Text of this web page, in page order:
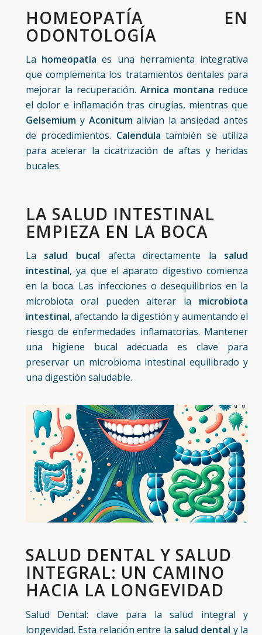
HOMEOPATÍA EN
ODONTOLOGÍA
La homeopatía es una herramienta integrativa
que complementa los tratamientos dentales para
mejorar la recuperación.Arnica montana reduce
el dolor e inflamación tras cirugías, mientras que
Gelsemiumy Aconitumalivian la ansiedad antes
de procedimientos. Calendula también se utiliza
para acelerar la cicatrización de aftas y heridas
bucales.
LA SALUD INTESTINAL
EMPIEZA EN LA BOCA
La salud bucal afecta directamente la salud
intestinal, ya que el aparato digestivo comienza
en la boca. Las infecciones o desequilibrios en la
microbiota oral pueden alterar la microbiota
intestinal, afectando la digestión y aumentando el
riesgo de enfermedades inflamatorias. Mantener
una higiene bucal adecuada es clave para
preservar un microbioma intestinal equilibrado y
una digestión saludable.
SALUD DENTAL Y SALUD
INTEGRAL: UN CAMINO
HACIA LA LONGEVIDAD
Salud Dental: clave para la salud integral y
longevidad. Esta relación entre la salud dental y la